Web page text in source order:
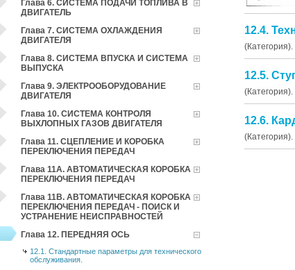
Глава 6. СИСТЕМА ПОДАЧИ ТОПЛИВА В
ДВИГАТЕЛЬ
Глава 7. СИСТЕМА ОХЛАЖДЕНИЯ
ДВИГАТЕЛЯ
Глава 8. СИСТЕМА ВПУСКА И СИСТЕМА
ВЫПУСКА
Глава 9. ЭЛЕКТРООБОРУДОВАНИЕ
ДВИГАТЕЛЯ
Глава 10. СИСТЕМА КОНТРОЛЯ
ВЫХЛОПНЫХ ГАЗОВ ДВИГАТЕЛЯ
Глава 11. СЦЕПЛЕНИЕ И КОРОБКА
ПЕРЕКЛЮЧЕНИЯ ПЕРЕДАЧ
Глава 11А. АВТОМАТИЧЕСКАЯ КОРОБКА
ПЕРЕКЛЮЧЕНИЯ ПЕРЕДАЧ
Глава 11В. АВТОМАТИЧЕСКАЯ КОРОБКА
ПЕРЕКЛЮЧЕНИЯ ПЕРЕДАЧ - ПОИСК И
УСТРАНЕНИЕ НЕИСПРАВНОСТЕЙ
Глава 12. ПЕРЕДНЯЯ ОСЬ
12.1. Стандартные параметры для технического
обслуживания.
12.4.
12.5.
12.6.